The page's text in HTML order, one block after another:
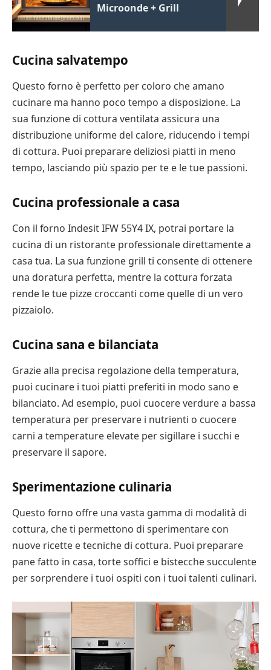
Microonde + Grill
Cucina salvatempo
Questo forno è perfetto per coloro che amano
cucinare ma hanno poco tempo a disposizione. La
sua funzione di cottura ventilata assicura una
distribuzione uniforme del calore, riducendo i tempi
di cottura. Puoi preparare deliziosi piatti in meno
tempo, lasciando più spazio per te e le tue passioni.
Cucina professionale a casa
Con il forno Indesit IFW 55Y4 IX, potrai portare la
cucina di un ristorante professionale direttamente a
casa tua. La sua funzione grill ti consente di ottenere
una doratura perfetta, mentre la cottura forzata
rende le tue pizze croccanti come quelle di un vero
pizzaiolo.
Cucina sana e bilanciata
Grazie alla precisa regolazione della temperatura,
puoi cucinare i tuoi piatti preferiti in modo sano e
bilanciato. Ad esempio, puoi cuocere verdure a bassa
temperatura per preservare i nutrienti o cuocere
carni a temperature elevate per sigillare i succhi e
preservare il sapore.
Sperimentazione culinaria
Questo forno offre una vasta gamma di modalità di
cottura, che ti permettono di sperimentare con
nuove ricette e tecniche di cottura. Puoi preparare
pane fatto in casa, torte soffici e bistecche succulente
per sorprendere i tuoi ospiti con i tuoi talenti culinari.